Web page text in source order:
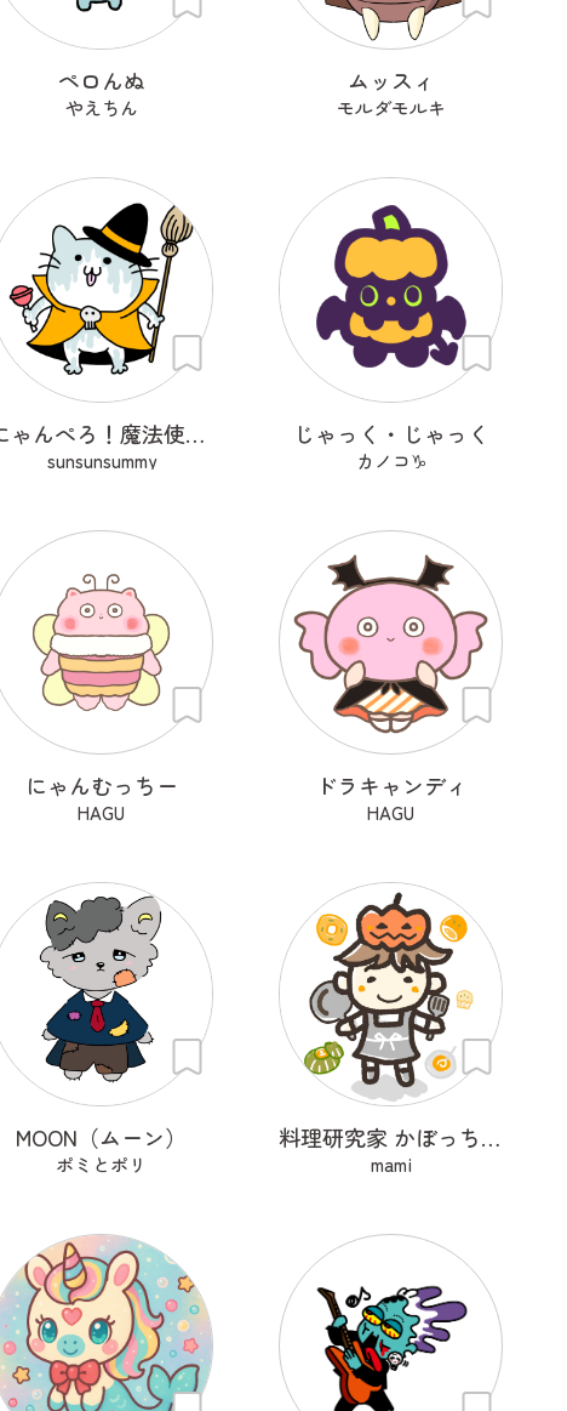
ペロんぬ
やえちん
ムッスィ
モルダモルキ
にゃんぺろ！魔法使いっ
sunsunsummy
じゃっく・じゃっく
カノコ♑
にゃんむっちー
HAGU
ドラキャンディ
HAGU
MOON（ムーン）
ポミとポリ
料理研究家 かぼっちゃ王子
mami